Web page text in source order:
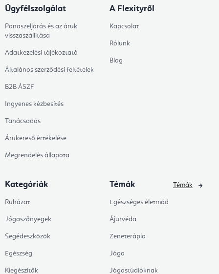
Ügyfélszolgálat
Panaszeljárás és az áruk
visszaszállítása
Adatkezelési tájékoztató
Általános szerződési feltételek
B2B ÁSZF
Ingyenes kézbesítés
Tanácsadás
Árukereső értékelése
Megrendelés állapota
A Flexityről
Kapcsolat
Rólunk
Blog
Kategóriák
Ruházat
Jógaszőnyegek
Segédeszközök
Egészség
Kiegészítők
Témák
Egészséges életmód
Ájurvéda
Zeneterápia
Jóga
Jógastúdióknak
Témák